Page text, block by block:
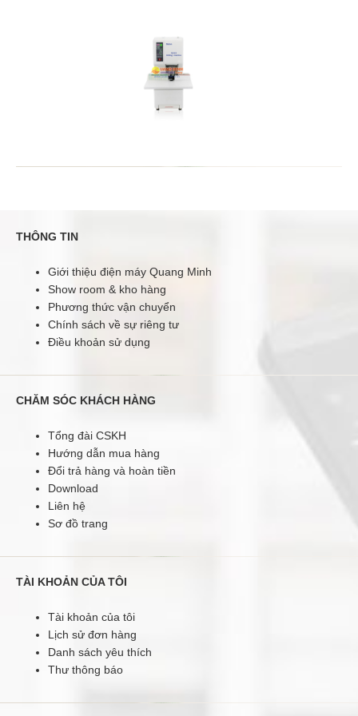
Máy đóng chứng từ Balion NH-K5
25.000.000 đ 20.200.000 đ
Máy đóng chứng từ Balion NH-K5Thông số kỹ thuật:Máy
động)- Mẫu mã sang trọng, kiểu dáng công nghiệp hiện
đại- Dòng máy khoan chứng từ cao cấp - Độ dày chứng từ (
cm ) khoảng : 0 - 5.2mm- Máy đóng chứng từ hoàn toàn tự
động bằng điện tử được điều khiển bằng phím bấm kết hợp
THÔNG TIN
Giới thiệu điện máy Quang Minh
Show room & kho hàng
Phương thức vận chuyển
Chính sách về sự riêng tư
Điều khoản sử dụng
CHĂM SÓC KHÁCH HÀNG
Tổng đài CSKH
Hướng dẫn mua hàng
Đổi trả hàng và hoàn tiền
Download
Liên hệ
Sơ đồ trang
TÀI KHOẢN CỦA TÔI
Tài khoản của tôi
Lịch sử đơn hàng
Danh sách yêu thích
Thư thông báo